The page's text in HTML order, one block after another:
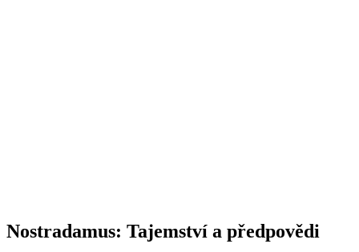
Nostradamus: Tajemství a předpovědi